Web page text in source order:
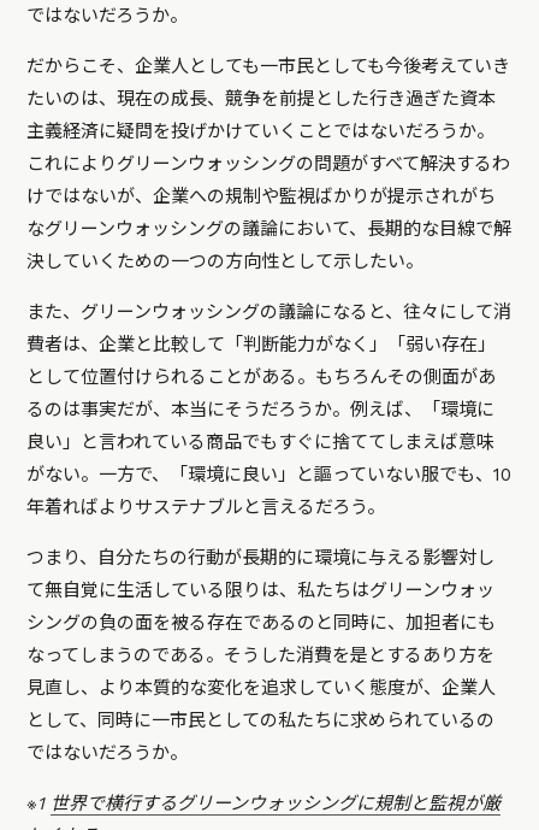
ではないだろうか。
だからこそ、企業人としても一市民としても今後考えていき
たいのは、現在の成長、競争を前提とした行き過ぎた資本
主義経済に疑問を投げかけていくことではないだろうか。
これによりグリーンウォッシングの問題がすべて解決するわ
けではないが、企業への規制や監視ばかりが提示されがち
なグリーンウォッシングの議論において、長期的な目線で解
決していくための一つの方向性として示したい。
また、グリーンウォッシングの議論になると、往々にして消
費者は、企業と比較して「判断能力がなく」「弱い存在」
として位置付けられることがある。もちろんその側面があ
るのは事実だが、本当にそうだろうか。例えば、「環境に
良い」と言われている商品でもすぐに捨ててしまえば意味
がない。一方で、「環境に良い」と謳っていない服でも、10
年着ればよりサステナブルと言えるだろう。
つまり、自分たちの行動が長期的に環境に与える影響対し
て無自覚に生活している限りは、私たちはグリーンウォッ
シングの負の面を被る存在であるのと同時に、加担者にも
なってしまうのである。そうした消費を是とするあり方を
見直し、より本質的な変化を追求していく態度が、企業人
として、同時に一市民としての私たちに求められているの
ではないだろうか。
※1 世界で横行するグリーンウォッシングに規制と監視が厳